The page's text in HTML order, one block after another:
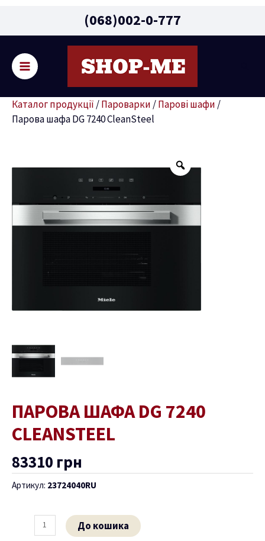
(068)002-0-777
Menu
Каталог продукції /Пароварки /Парові шафи /
Парова шафа DG 7240 CleanSteel
ПАРОВА ШАФА DG 7240
CLEANSTEEL
83310 грн
Артикул: 23724040RU
шафа
CleanSteel
кількість
До кошика